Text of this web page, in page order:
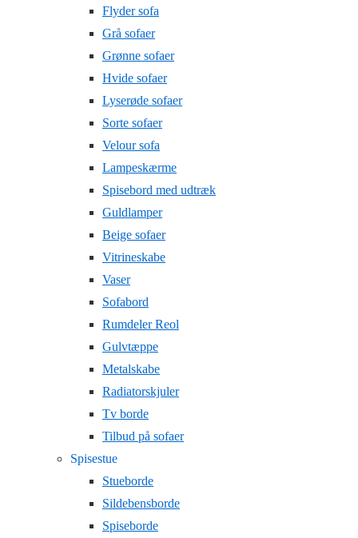
Flyder sofa
Grå sofaer
Grønne sofaer
Hvide sofaer
Lyserøde sofaer
Sorte sofaer
Velour sofa
Lampeskærme
Spisebord med udtræk
Guldlamper
Beige sofaer
Vitrineskabe
Vaser
Sofabord
Rumdeler Reol
Gulvtæppe
Metalskabe
Radiatorskjuler
Tv borde
Tilbud på sofaer
Spisestue
Stueborde
Sildebensborde
Spiseborde